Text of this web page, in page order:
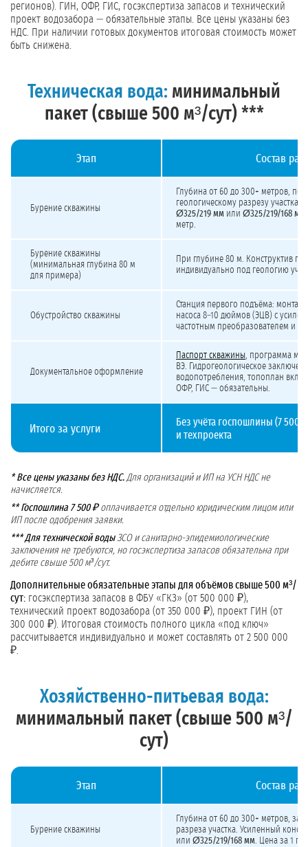
регионов). ГИН, ОФР, ГИС, госэкспертиза запасов и технический
проект водозабора — обязательные этапы. Все цены указаны без
НДС. При наличии готовых документов итоговая стоимость может
быть снижена.
Техническая вода: минимальный
пакет (свыше 500 м³/сут) ***
Этап Состав
Бурение скважины
Глубина от 60 до 300+ метров,
геологическому разрезу участка.
Ø325/219 мм или Ø325/219/168 мм
метр.
Бурение скважины
(минимальная глубина 80 м
для примера)
При глубине 80 м. Конструктив
индивидуально под геологию
Обустройство скважины
Станция первого подъёма:
насоса 8–10 дюймов (ЭЦВ) с
частотным преобразователем и
Документальное оформление
Паспорт скважины, программа
ВЭ. Гидрогеологическое
водопотребления, топоплан
ОФР, ГИС — обязательны.
Итого за услуги
Без учёта госпошлины (7 500
и техпроекта
* Все цены указаны без НДС. Для организаций и ИП на УСН НДС не
начисляется.
** Госпошлина 7 500 ₽оплачивается отдельно юридическим лицом или
ИП после одобрения заявки.
*** Для технической водыЗСО и санитарно-эпидемиологические
заключения не требуются, но госэкспертиза запасов обязательна при
дебите свыше 500 м³/сут.
Дополнительные обязательные этапы для объёмов свыше 500 м³/
сут: госэкспертиза запасов в ФБУ «ГКЗ» (от 500 000 ₽),
технический проект водозабора (от 350 000 ₽), проект ГИН (от
300 000 ₽). Итоговая стоимость полного цикла «под ключ»
рассчитывается индивидуально и может составлять от 2 500 000
₽.
Хозяйственно-питьевая вода:
минимальный пакет (свыше 500 м³/
сут)
Этап Состав
Бурение скважины
Глубина от 60 до 300+ метров,
разреза участка. Усиленный
или Ø325/219/168 мм. Цена за 1